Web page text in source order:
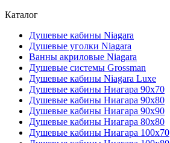
Каталог
Душевые кабины Niagara
Душевые уголки Niagara
Ванны акриловые Niagara
Душевые системы Grossman
Душевые кабины Niagara Luxe
Душевые кабины Ниагара 90x70
Душевые кабины Ниагара 90x80
Душевые кабины Ниагара 90x90
Душевые кабины Ниагара 80x80
Душевые кабины Ниагара 100x70